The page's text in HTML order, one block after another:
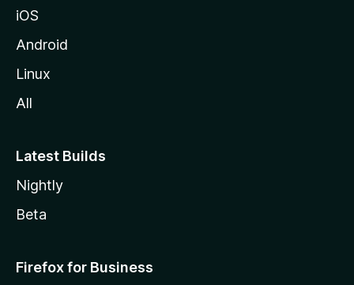
iOS
Android
Linux
All
Latest Builds
Nightly
Beta
Firefox for Business